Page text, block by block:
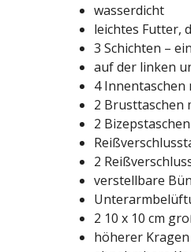
wasserdicht
leichtes Futter,
3 Schichten –
auf der linken
4
2 Brusttaschen
2
2
verstellbare
2 10 x 10 cm
höherer